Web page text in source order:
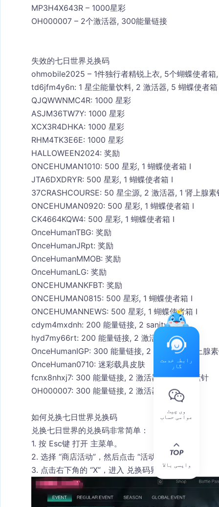
MP3H4X643R – 1000星彩
OH000007 – 2个激活器, 300能量链接
失效的七日世界兑换码
ohmobile2025 – 1件独行者精锐上衣, 5个蝴蝶使者箱
td6jfm4y6n: 1 星尘能量饮料, 2 激活器, 5 蝴蝶使者箱
QJQWWNMC4R: 1000 星彩
ASJM36TW7Y: 1000 星彩
XCX3R4DHKA: 1000 星彩
RHM4TK3E6E: 1000 星彩
HALLOWEEN2024: 奖励
ONCEHUMAN1010: 500 星彩, 1 蝴蝶使者箱 I
JTA6DXDRYR: 500 星彩, 1 蝴蝶使者箱 I
37CRASHCOURSE: 50 星尘源, 2 激活器, 1 肾上腺素
ONCEHUMAN0920: 500 星彩, 1 蝴蝶使者箱 I
CK4664KQW4: 500 星彩, 1 蝴蝶使者箱 I
OnceHumanTBG: 奖励
OnceHumanJRpt: 奖励
OnceHumanMMOB: 奖励
OnceHumanLG: 奖励
ONCEHUMANKFBT: 奖励
ONCEHUMAN0815: 500 星彩, 1 蝴蝶使者箱 I
ONCEHUMANNEWS: 500 星彩, 1 蝴蝶使者箱 I
cdym4mxdnh: 200 能量链接, 2 sanity软糖
hyd7my66rt: 200 能量链接, 2 激活器
OnceHumanIGP: 300 能量链接, 2 激活器, 1 肾上腺
OnceHuman0710: 迷彩载具皮肤
fcnx8nhxj7: 300 能量链接, 2 激活器, 1 肾上腺素针
OH000007: 300 能量链接, 2 激活器
如何兑换七日世界兑换码
兑换七日世界的兑换码非常简单：
1. 按 Esc键 打开 主菜单。
2. 选择 “商店活动” ，然后点击 “活动”
3. 点击右下角的 “X” ，进入 兑换码界面 。
رابطہ خدمت
گار
وی چیٹ
عوامی حساب
واپسی بالا